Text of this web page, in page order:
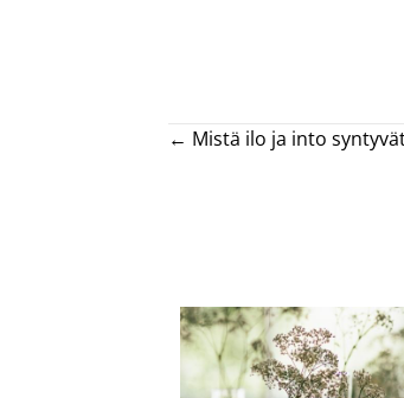
Posts
← Mistä ilo ja into